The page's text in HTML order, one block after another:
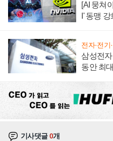
[AI 뭉쳐
I' 동맹
전자·전기
삼성전
동안 최
기사댓글0개